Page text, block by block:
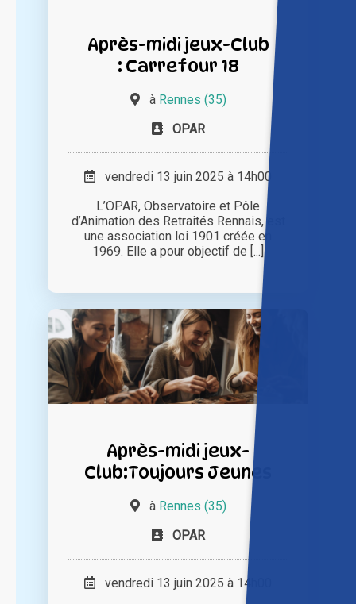
Après-midi jeux-Club
: Carrefour 18
à Rennes (35)
OPAR
vendredi 13 juin 2025 à 14h00
L’OPAR, Observatoire et Pôle
d’Animation des Retraités Rennais, est
une association loi 1901 créée en
1969. Elle a pour objectif de [...]
Après-midi jeux-
Club:Toujours Jeunes
à Rennes (35)
OPAR
vendredi 13 juin 2025 à 14h00